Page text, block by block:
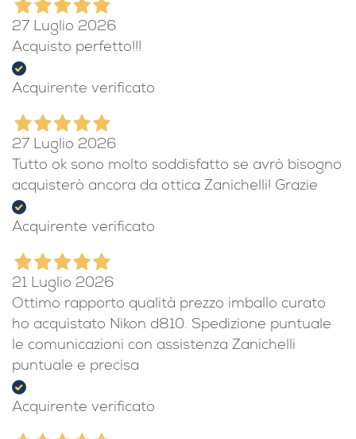
27 Luglio 2026
Acquisto perfetto!!!
Acquirente verificato
27 Luglio 2026
Tutto ok sono molto soddisfatto se avrò bisogno
acquisterò ancora da ottica Zanichelli! Grazie
Acquirente verificato
21 Luglio 2026
Ottimo rapporto qualità prezzo imballo curato
ho acquistato Nikon d810. Spedizione puntuale
le comunicazioni con assistenza Zanichelli
puntuale e precisa
Acquirente verificato